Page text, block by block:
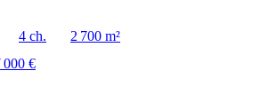
4 ch.
2 700 m²
000 €